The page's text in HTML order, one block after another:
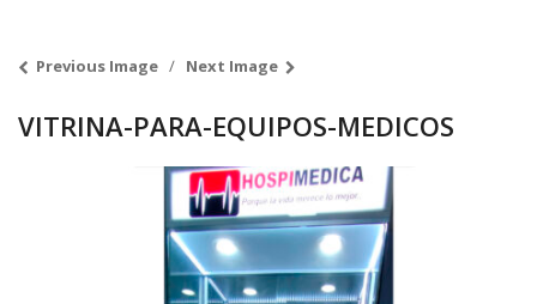
Previous Image Next Image
VITRINA-PARA-EQUIPOS-MEDICOS